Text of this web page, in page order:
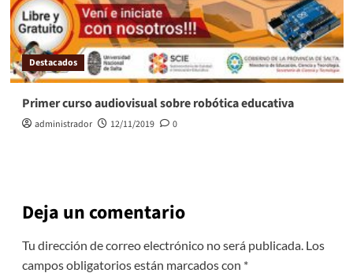
Destacados
Primer curso audiovisual sobre robótica educativa
administrador 12/11/2019 0
Deja un comentario
Tu dirección de correo electrónico no será publicada. Los
campos obligatorios están marcados con *